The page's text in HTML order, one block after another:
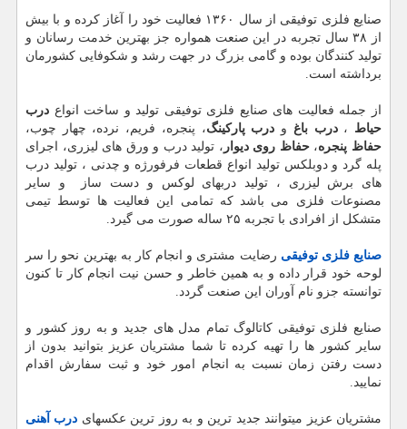
صنایع فلزی توفیقی از سال ۱۳۶۰ فعالیت خود را آغاز کرده و با بیش
از ۳۸ سال تجربه در این صنعت همواره جز بهترین خدمت رسانان و
تولید کنندگان بوده و گامی بزرگ در جهت رشد و شکوفایی کشورمان
برداشته است.
از جمله فعالیت های صنایع فلزی توفیقی تولید و ساخت انواع درب
حیاط ،درب باغ و درب پارکینگ، پنجره، فریم، نرده، چهار چوب،
حفاظ پنجره،حفاظ روی دیوار ، تولید درب و ورق های لیزری، اجرای
پله گرد و دوبلکس تولید انواع قطعات فرفورژه و چدنی ، تولید درب
های برش لیزری ، تولید دربهای لوکس و دست ساز و سایر
مصنوعات فلزی می باشد که تمامی این فعالیت ها توسط تیمی
متشکل از افرادی با تجربه ۲۵ ساله صورت می گیرد.
صنایع فلزی توفیقی رضایت مشتری و انجام کار به بهترین نحو را سر
لوحه خود قرار داده و به همین خاطر و حسن نیت انجام کار تا کنون
توانسته جزو نام آوران این صنعت گردد.
صنایع فلزی توفیقی کاتالوگ تمام مدل های جدید و به روز کشور و
سایر کشور ها را تهیه کرده تا شما مشتریان عزیز بتوانید بدون از
دست رفتن زمان نسبت به انجام امور خود و ثبت سفارش اقدام
نمایید.
مشتریان عزیز میتوانند جدید ترین و به روز ترین عکسهای درب آهنی